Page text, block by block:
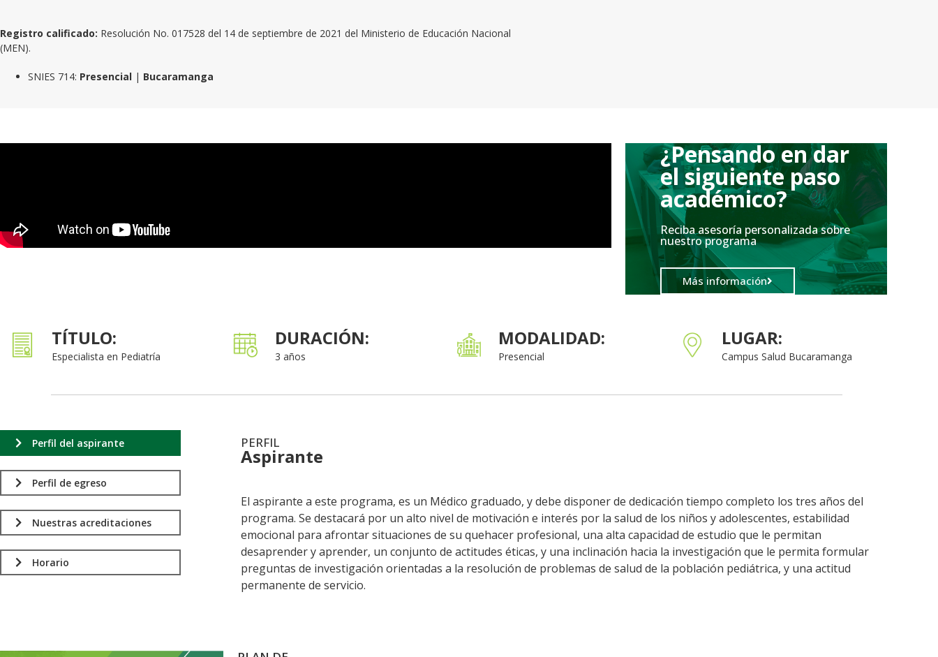
Registro calificado: Resolución No. 017528 del 14 de septiembre de 2021 del Ministerio de Educación Nacional
(MEN).
SNIES 714: Presencial | Bucaramanga
¿Pensando en dar
el siguiente paso
académico?
Reciba asesoría personalizada sobre
nuestro programa
Más información
TÍTULO:
Especialista en Pediatría
DURACIÓN:
3 años
MODALIDAD:
Presencial
LUGAR:
Campus Salud Bucaramanga
Perfil del aspirante
Perfil de egreso
Nuestras acreditaciones
Horario
PERFIL
Aspirante
El aspirante a este programa, es un Médico graduado, y debe disponer de dedicación tiempo completo los tres años del
programa. Se destacará por un alto nivel de motivación e interés por la salud de los niños y adolescentes, estabilidad
emocional para afrontar situaciones de su quehacer profesional, una alta capacidad de estudio que le permitan
desaprender y aprender, un conjunto de actitudes éticas, y una inclinación hacia la investigación que le permita formular
preguntas de investigación orientadas a la resolución de problemas de salud de la población pediátrica, y una actitud
permanente de servicio.